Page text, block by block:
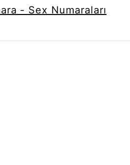
- Sex Numaraları